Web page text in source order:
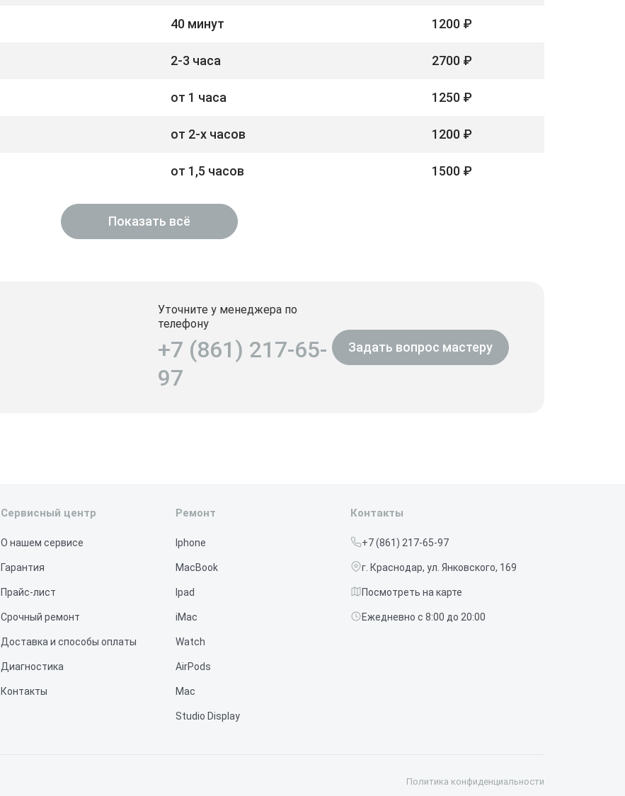
40 минут 1200 ₽
2-3 часа 2700 ₽
от 1 часа 1250 ₽
от 2-х часов 1200 ₽
от 1,5 часов 1500 ₽
Показать всё
Уточните у менеджера по
телефону
+7 (861) 217-65-
97
Задать вопрос мастеру
Сервисный центр
О нашем сервисе
Гарантия
Прайс-лист
Срочный ремонт
Доставка и способы оплаты
Диагностика
Контакты
Ремонт
Iphone
MacBook
Ipad
iMac
Watch
AirPods
Mac
Studio Display
Контакты
+7 (861) 217-65-97
г. Краснодар, ул. Янковского, 169
Посмотреть на карте
Ежедневно с 8:00 до 20:00
Политика конфиденциальности